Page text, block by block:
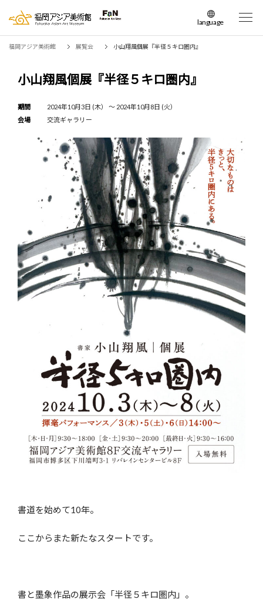
language
日本語
福岡アジア美術館 展覧会 小山翔風個展『半径５キロ圏内』
小山翔風個展『半径５キロ圏内』
期間
2024年10月3日 (木） 〜 2024年10月8日 (火）
会場
交流ギャラリー
書道を始めて10年。
ここからまた新たなスタートです。
書と墨象作品の展示会「半径５キロ圏内」。